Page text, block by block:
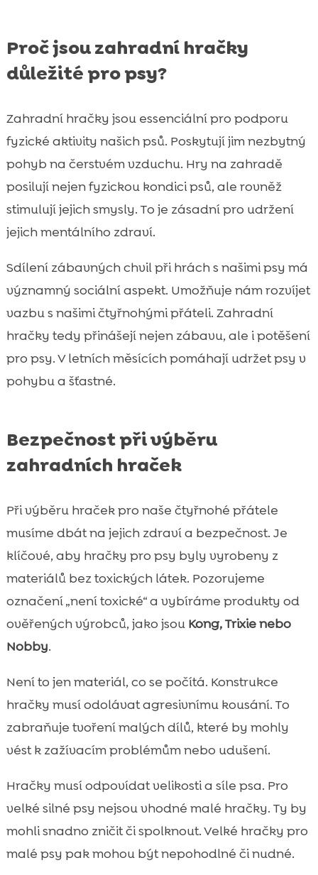
Proč jsou zahradní hračky
důležité pro psy?
Zahradní hračky jsou essenciální pro podporu
fyzické aktivity našich psů. Poskytují jim nezbytný
pohyb na čerstvém vzduchu. Hry na zahradě
posilují nejen fyzickou kondici psů, ale rovněž
stimulují jejich smysly. To je zásadní pro udržení
jejich mentálního zdraví.
Sdílení zábavných chvil při hrách s našimi psy má
významný sociální aspekt. Umožňuje nám rozvíjet
vazbu s našimi čtyřnohými přáteli. Zahradní
hračky tedy přinášejí nejen zábavu, ale i potěšení
pro psy. V letních měsících pomáhají udržet psy v
pohybu a šťastné.
Bezpečnost při výběru
zahradních hraček
Při výběru hraček pro naše čtyřnohé přátele
musíme dbát na jejich zdraví a bezpečnost. Je
klíčové, aby hračky pro psy byly vyrobeny z
materiálů bez toxických látek. Pozorujeme
označení „není toxické“ a vybíráme produkty od
ověřených výrobců, jako jsou Kong, Trixie nebo
Nobby.
Není to jen materiál, co se počítá. Konstrukce
hračky musí odolávat agresivnímu kousání. To
zabraňuje tvoření malých dílů, které by mohly
vést k zažívacím problémům nebo udušení.
Hračky musí odpovídat velikosti a síle psa. Pro
velké silné psy nejsou vhodné malé hračky. Ty by
mohli snadno zničit či spolknout. Velké hračky pro
malé psy pak mohou být nepohodlné či nudné.